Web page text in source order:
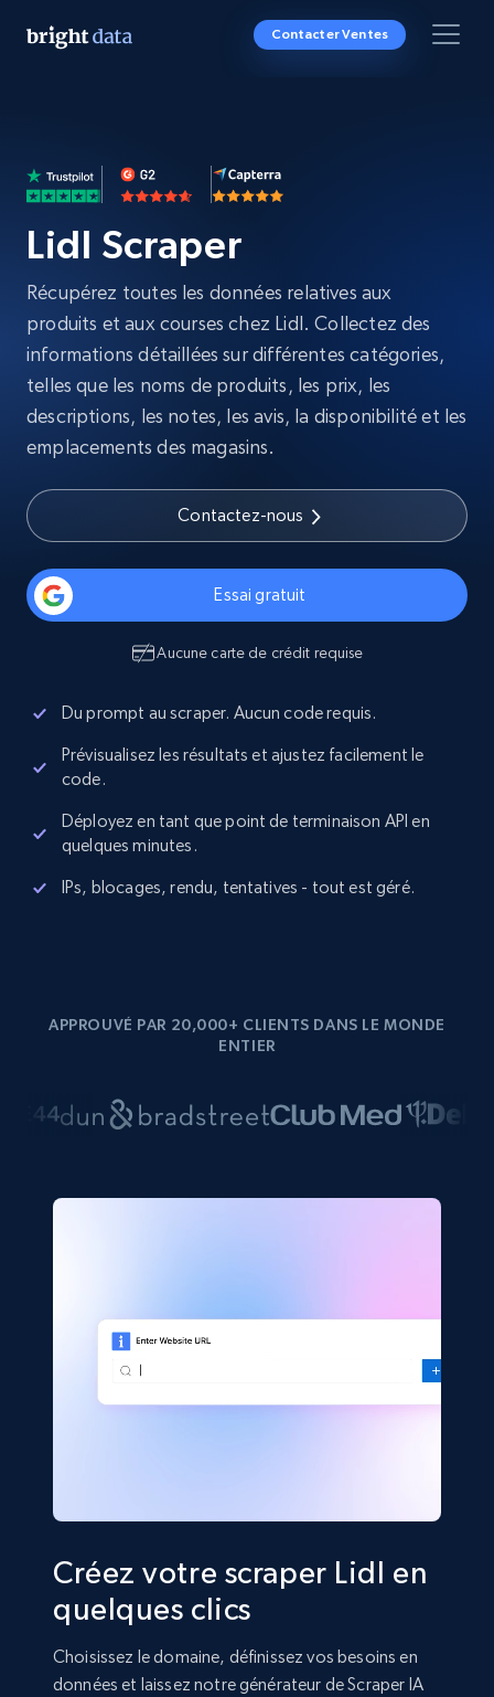
Contacter Ventes
Lidl Scraper
Récupérez toutes les données relatives aux
produits et aux courses chez Lidl. Collectez des
informations détaillées sur différentes catégories,
telles que les noms de produits, les prix, les
descriptions, les notes, les avis, la disponibilité et les
emplacements des magasins.
Contactez-nous
Essai gratuit
Aucune carte de crédit requise
Du prompt au scraper. Aucun code requis.
Prévisualisez les résultats et ajustez facilement le
code.
Déployez en tant que point de terminaison API en
quelques minutes.
IPs, blocages, rendu, tentatives - tout est géré.
APPROUVÉ PAR 20,000+ CLIENTS DANS LE MONDE
ENTIER
Créez votre scraper Lidl en
quelques clics
Choisissez le domaine, définissez vos besoins en
données et laissez notre générateur de Scraper IA